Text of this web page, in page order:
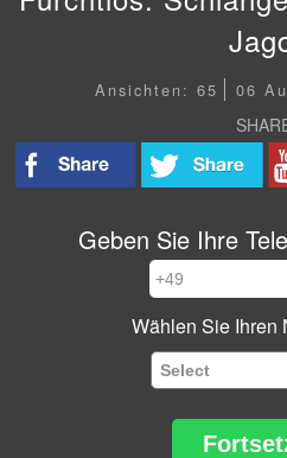
Ansichten: 65 06
Geben Sie Ihre
Wählen Sie Ihren